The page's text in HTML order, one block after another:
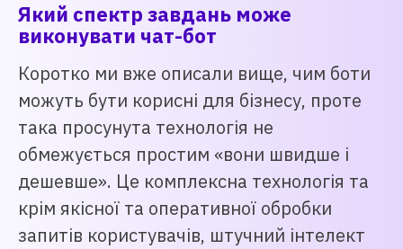
Який спектр завдань може
виконувати чат-бот
Коротко ми вже описали вище, чим боти
можуть бути корисні для бізнесу, проте
така просунута технологія не
обмежується простим «вони швидше і
дешевше». Це комплексна технологія та
крім якісної та оперативної обробки
запитів користувачів, штучний інтелект